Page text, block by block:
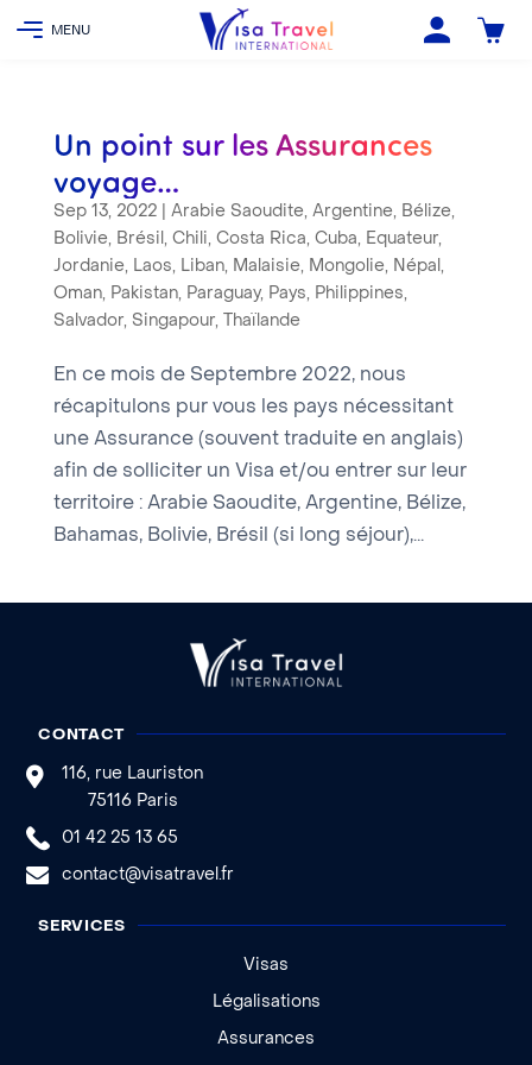
Un point sur les Assurances
voyage…
Sep 13, 2022| Arabie Saoudite, Argentine, Bélize,
Bolivie, Brésil , Chili, Costa Rica, Cuba, Equateur,
Jordanie, Laos, Liban, Malaisie, Mongolie, Népal ,
Oman, Pakistan, Paraguay, Pays, Philippines,
Salvador, Singapour, Thaïlande
En ce mois de Septembre 2022, nous
récapitulons pur vous les pays nécessitant
une Assurance (souvent traduite en anglais)
afin de solliciter un Visa et/ou entrer sur leur
territoire : Arabie Saoudite, Argentine, Bélize,
Bahamas, Bolivie, Brésil (si long séjour),...
CONTACT
116, rue Lauriston
75116 Paris
01 42 25 13 65
contact@visatravel.fr
SERVICES
Visas
Légalisations
Assurances